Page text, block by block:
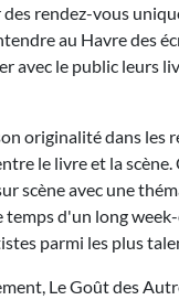
rendez-vous
au Havre des
avec le public leurs
originalité dans les
le livre et la scène.
scène avec une
temps d'un long
parmi les plus
Le Goût des